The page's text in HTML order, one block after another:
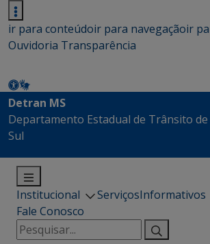
ir para conteúdoir para navegaçãoir
Ouvidoria Transparência
Detran MS
Departamento Estadual de Trânsito
Sul
Institucional ServiçosInformativos
Fale Conosco
Pesquisar